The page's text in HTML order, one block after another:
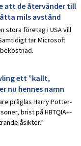
att de återvänder till
mils avstånd
stora företag i USA vill
tar Microsoft
ett ”kallt,
nu hennes namn
präglas Harry Potter-
brist på HBTQIA+-
åsikter.”